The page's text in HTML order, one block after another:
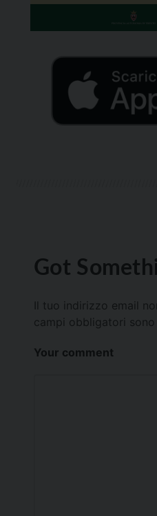
Got
Il tuo indirizzo email
campi obbligatori sono
Your comment